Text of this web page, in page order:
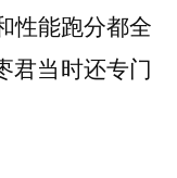
性能跑分都全
君当时还专门